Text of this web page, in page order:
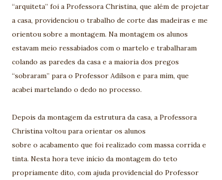
“arquiteta” foi a Professora Christina, que além de projetar
a casa, providenciou o trabalho de corte das madeiras e me
orientou sobre a montagem. Na montagem os alunos
estavam meio ressabiados com o martelo e trabalharam
colando as paredes da casa e a maioria dos pregos
“sobraram” para o Professor Adilson e para mim, que
acabei martelando o dedo no processo.
Depois da montagem da estrutura da casa, a Professora
Christina voltou para orientar os alunos
sobre o acabamento que foi realizado com massa corrida e
tinta. Nesta hora teve início da montagem do teto
propriamente dito, com ajuda providencial do Professor